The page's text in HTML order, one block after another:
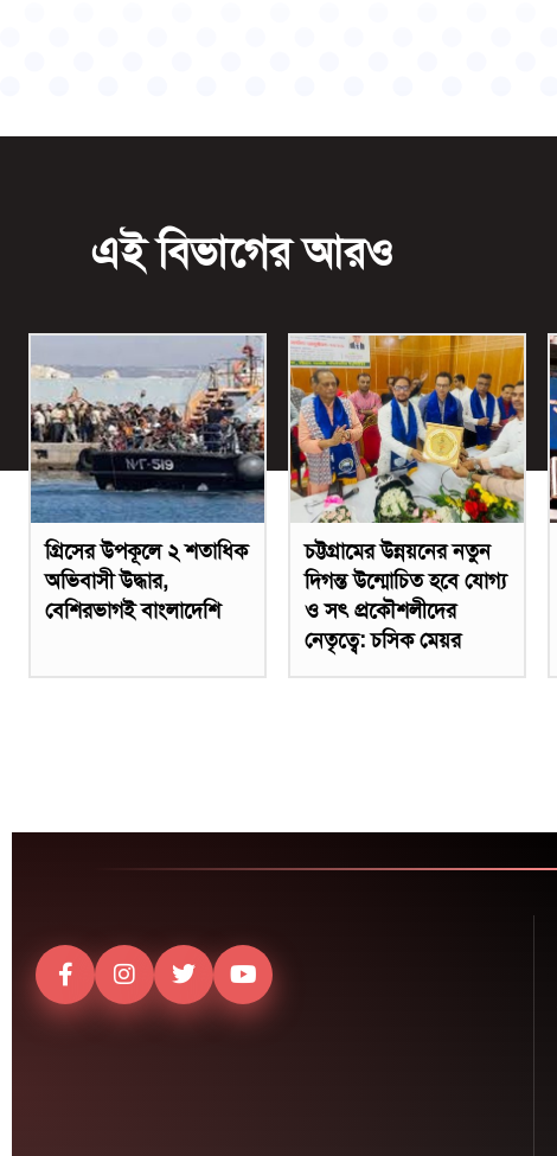
এই বিভাগের আরও
গ্রিসের উপকূলে ২ শতাধিক
অভিবাসী উদ্ধার,
বেশিরভাগই বাংলাদেশি
চট্টগ্রামের উন্নয়নের নতুন
দিগন্ত উন্মোচিত হবে যোগ্য
ও সৎ প্রকৌশলীদের
নেতৃত্বে: চসিক মেয়র